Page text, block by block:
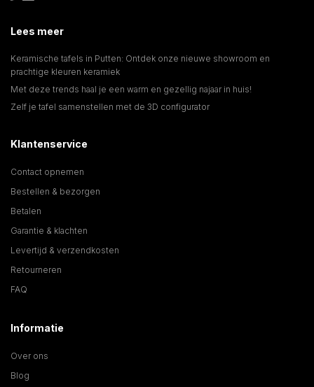
Lees meer
Keramische tafels in Putten: Ontdek onze nieuwe showroom en
prachtige kleuren keramiek
Met deze trends haal je een warm en gezellig najaar in huis!
Zelf je tafel samenstellen met de 3D configurator
Klantenservice
Contact opnemen
Bestellen & bezorgen
Betalen
Garantie & klachten
Levertijd & verzendkosten
Retourneren
FAQ
Informatie
Over ons
Blog